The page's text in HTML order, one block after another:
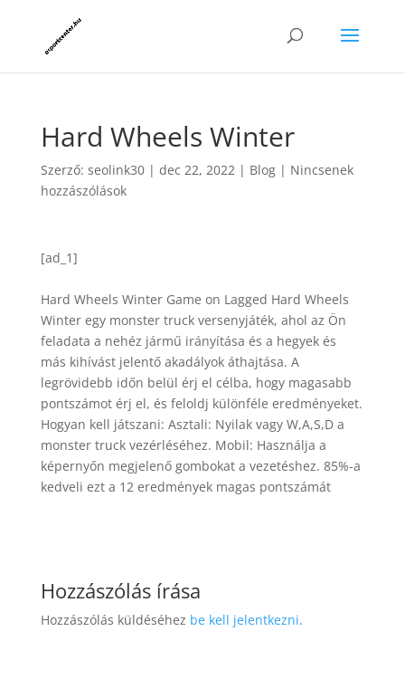
Hard Wheels Winter
Szerző: seolink30| dec 22, 2022| Blog| Nincsenek
hozzászólások
[ad_1]
Hard Wheels Winter Game on Lagged Hard Wheels
Winter egy monster truck versenyjáték, ahol az Ön
feladata a nehéz jármű irányítása és a hegyek és
más kihívást jelentő akadályok áthajtása. A
legrövidebb időn belül érj el célba, hogy magasabb
pontszámot érj el, és feloldj különféle eredményeket.
Hogyan kell játszani: Asztali: Nyilak vagy W,A,S,D a
monster truck vezérléséhez. Mobil: Használja a
képernyőn megjelenő gombokat a vezetéshez. 85%-a
kedveli ezt a 12 eredmények magas pontszámát
Hozzászólás írása
Hozzászólás küldéséhez be kell jelentkezni.